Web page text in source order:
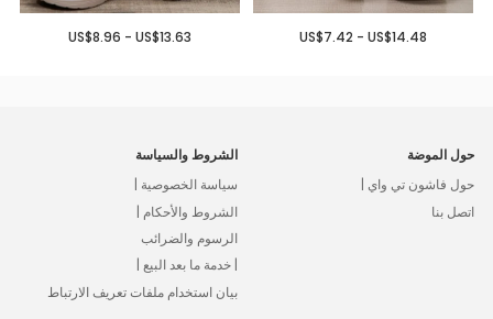
US$7.42 - US$14.48
US$8.96 - US$13.63
حول الموضة
حول فاشون تي واي |
اتصل بنا
الشروط والسياسة
سياسة الخصوصية |
الشروط والأحكام |
الرسوم والضرائب
| خدمة ما بعد البيع |
بيان استخدام ملفات تعريف الارتباط